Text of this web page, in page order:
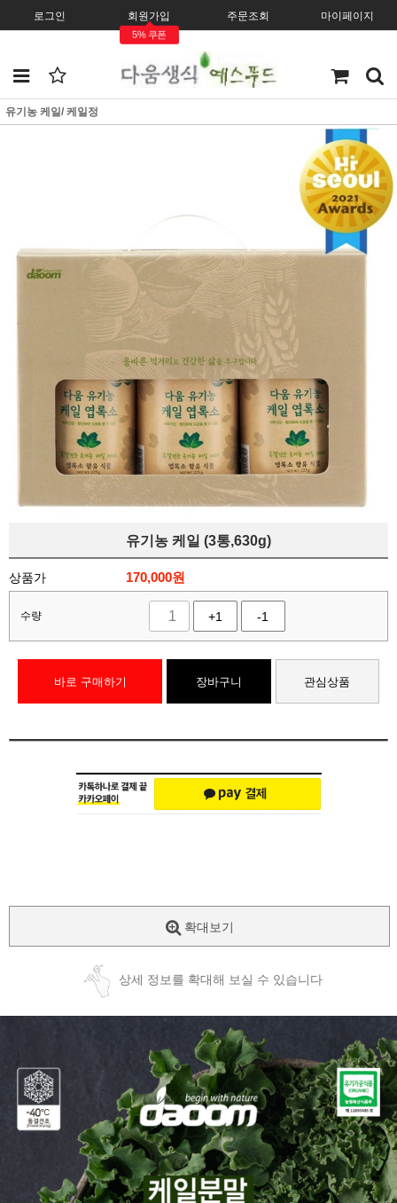
로그인 회원가입
5% 쿠폰
주문조회 마이페이지
유기농 케일/ 케일정
유기농 케일 (3통,630g)
상품가 170,000원
수량 +1 -1
바로 구매하기 장바구니 관심상품
확대보기
상세 정보를 확대해 보실 수 있습니다